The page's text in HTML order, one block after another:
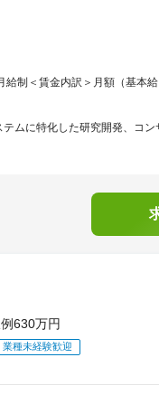
制＜賃金内訳＞月額（基本
ムに特化した研究開発、コ
630万円
業種未経験歓迎